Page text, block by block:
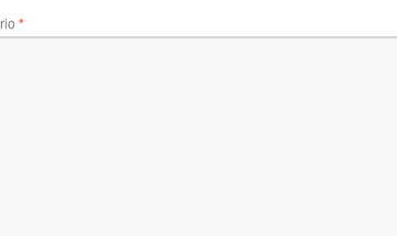
*